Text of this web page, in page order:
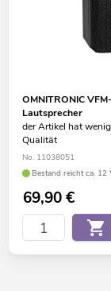
OMNITRONIC
Lautsprecher
der Artikel hat
Qualität
No. 11038051
Bestand reicht ca. 12
69,90€